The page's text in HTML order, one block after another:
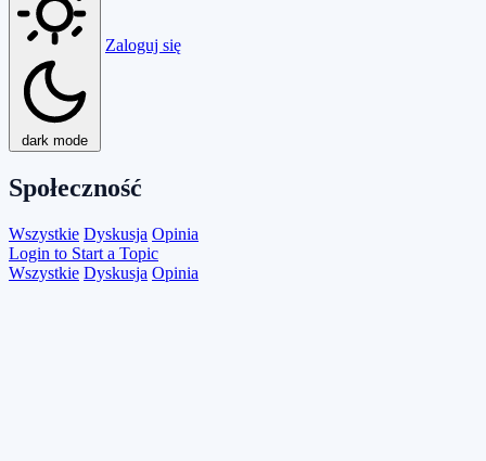
dark mode
Zaloguj się
Społeczność
Wszystkie Dyskusja Opinia
Login to Start a Topic
Wszystkie Dyskusja Opinia